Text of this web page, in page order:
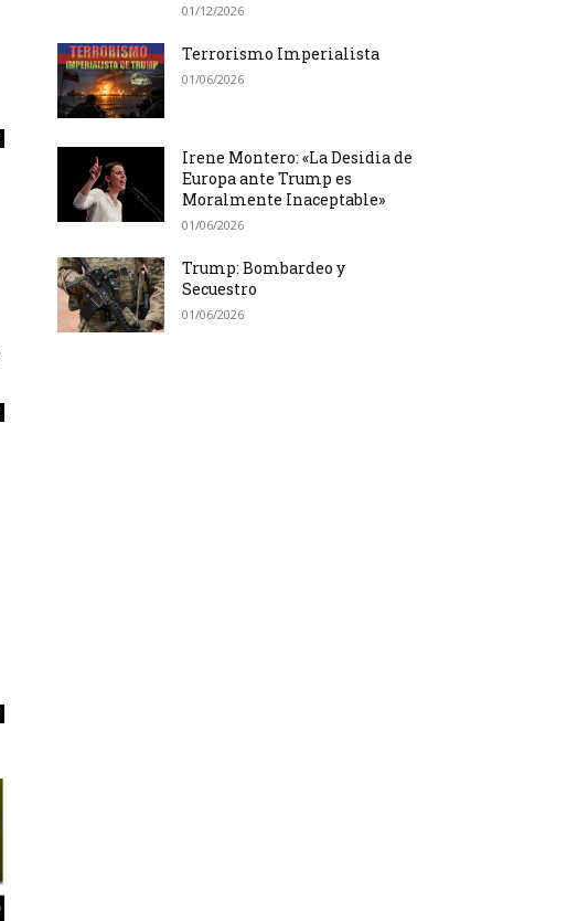
01/12/2026
Terrorismo Imperialista
01/06/2026
Irene Montero: «La Desidia de
Europa ante Trump es
Moralmente Inaceptable»
01/06/2026
Trump: Bombardeo y
Secuestro
01/06/2026